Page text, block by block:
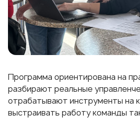
Программа ориентирована на
разбирают реальные
отрабатывают инструменты на
выстраивать работу команды